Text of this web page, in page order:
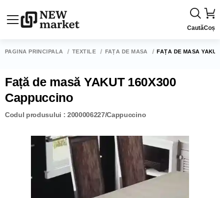
CautăCoș
PAGINA PRINCIPALĂ TEXTILE FAȚĂ DE MASĂ FAȚĂ DE MASĂ
Față de masă YAKUT 160X300
Cappuccino
Codul produsului : 2000006227/Cappuccino